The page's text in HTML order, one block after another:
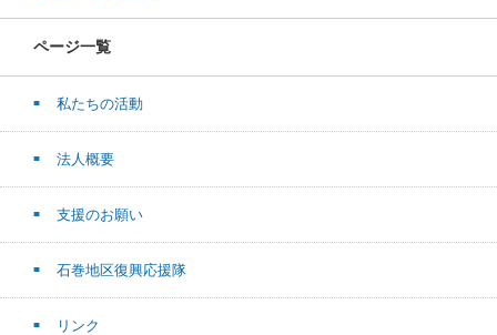
ページ一覧
私たちの活動
法人概要
支援のお願い
石巻地区復興応援隊
リンク